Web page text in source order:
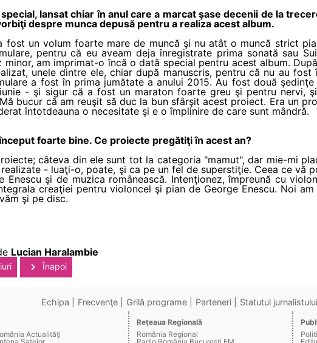
lansat chiar în anul care a marcat şase decenii de la
despre munca depusă pentru a realiza acest album.
fost un volum foarte mare de muncă şi nu atât o muncă strict
pentru că eu aveam deja înregistrate prima sonată sau
minor, am imprimat-o încă o dată special pentru acest album.
unele dintre ele, chiar după manuscris, pentru că nu au
a fost în prima jumătate a anului 2015. Au fost două
- şi sigur că a fost un maraton foarte greu şi pentru nervi,
bucur că am reuşit să duc la bun sfârşit acest proiect. Era un
întotdeauna o necesitate şi e o împlinire de care sunt mândră.
foarte bine. Ce proiecte pregătiţi în acest an?
câteva din ele sunt tot la categoria "mamut", dar mie-mi
- luaţi-o, poate, şi ca pe un fel de superstiţie. Ceea ce vă
Enescu şi de muzica românească. Intenţionez, împreună cu
creaţiei pentru violoncel şi pian de George Enescu. Noi
şi pe disc.
Lucian Haralambie
Înapoi
Echipa Frecvenţe Grilă programe Parteneri Statutul
Actualităţi
Reţeaua Regională
România Regional